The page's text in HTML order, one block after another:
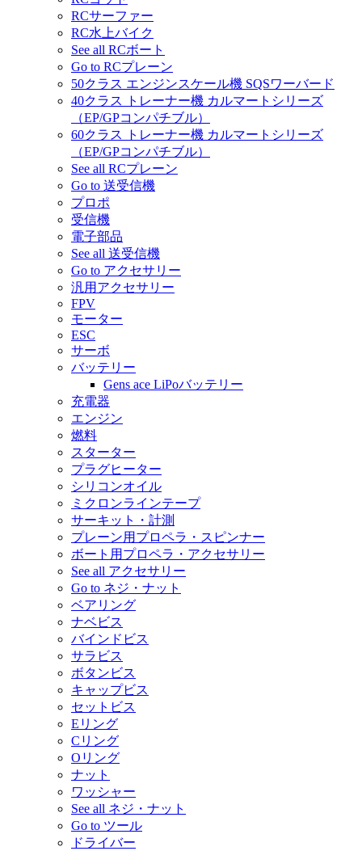
RCサーファー
RC水上バイク
See all RCボート
Go to RCプレーン
50クラス エンジンスケール機 SQSワーバード
40クラス トレーナー機 カルマートシリーズ
（EP/GPコンパチブル）
60クラス トレーナー機 カルマートシリーズ
（EP/GPコンパチブル）
See all RCプレーン
Go to 送受信機
プロポ
受信機
電子部品
See all 送受信機
Go to アクセサリー
汎用アクセサリー
FPV
モーター
ESC
サーボ
バッテリー
Gens ace LiPoバッテリー
充電器
エンジン
燃料
スターター
プラグヒーター
シリコンオイル
ミクロンラインテープ
サーキット・計測
プレーン用プロペラ・スピンナー
ボート用プロペラ・アクセサリー
See all アクセサリー
Go to ネジ・ナット
ベアリング
ナベビス
バインドビス
サラビス
ボタンビス
キャップビス
セットビス
Eリング
Cリング
Oリング
ナット
ワッシャー
See all ネジ・ナット
Go to ツール
ドライバー